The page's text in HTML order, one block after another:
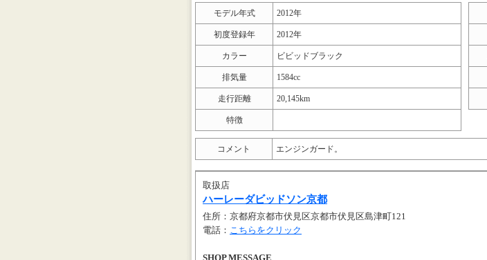
モデル年式 2012年
初度登録年 2012年
カラー ビビッドブラック
排気量 1584cc
走行距離 20,145km
特徴
コメント エンジンガード。
取扱店
ハーレーダビッドソン京都
住所：京都府京都市伏見区京都市伏見区島津町121
電話： こちらをクリック
SHOP MESSAGE